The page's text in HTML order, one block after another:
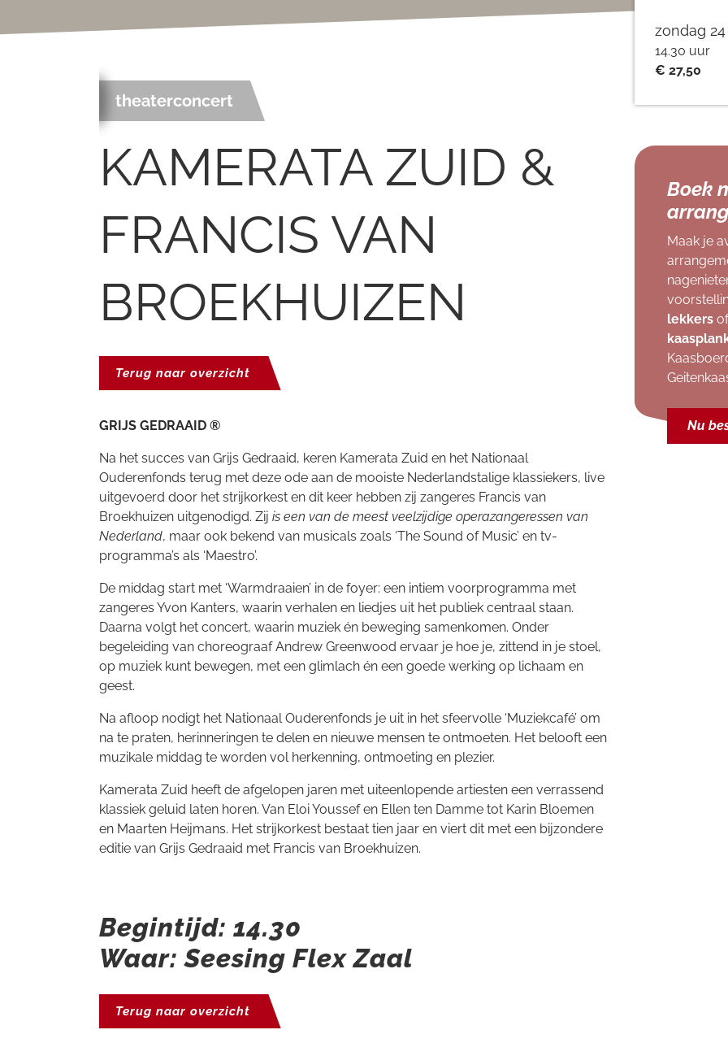
theaterconcert
KAMERATA ZUID &
FRANCIS VAN
BROEKHUIZEN
Terug naar overzicht
GRIJS GEDRAAID ®
Na het succes van Grijs Gedraaid, keren Kamerata Zuid en het Nationaal
Ouderenfonds terug met deze ode aan de mooiste Nederlandstalige klassiekers, live
uitgevoerd door het strijkorkest en dit keer hebben zij zangeres Francis van
Broekhuizen uitgenodigd. Zij is een van de meest veelzijdige operazangeressen van
Nederland, maar ook bekend van musicals zoals ‘The Sound of Music’ en tv-
programma’s als ‘Maestro’.
De middag start met ‘Warmdraaien’ in de foyer: een intiem voorprogramma met
zangeres Yvon Kanters, waarin verhalen en liedjes uit het publiek centraal staan.
Daarna volgt het concert, waarin muziek én beweging samenkomen. Onder
begeleiding van choreograaf Andrew Greenwood ervaar je hoe je, zittend in je stoel,
op muziek kunt bewegen, met een glimlach én een goede werking op lichaam en
geest.
Na afloop nodigt het Nationaal Ouderenfonds je uit in het sfeervolle ‘Muziekcafé’ om
na te praten, herinneringen te delen en nieuwe mensen te ontmoeten. Het belooft een
muzikale middag te worden vol herkenning, ontmoeting en plezier.
Kamerata Zuid heeft de afgelopen jaren met uiteenlopende artiesten een verrassend
klassiek geluid laten horen. Van Eloi Youssef en Ellen ten Damme tot Karin Bloemen
en Maarten Heijmans. Het strijkorkest bestaat tien jaar en viert dit met een bijzondere
editie van Grijs Gedraaid met Francis van Broekhuizen.
Begintijd: 14.30
Waar: Seesing Flex Zaal
Terug naar overzicht
zondag
14.30 uur
€ 27,50
Boek
Maak je
lekkers
Nu